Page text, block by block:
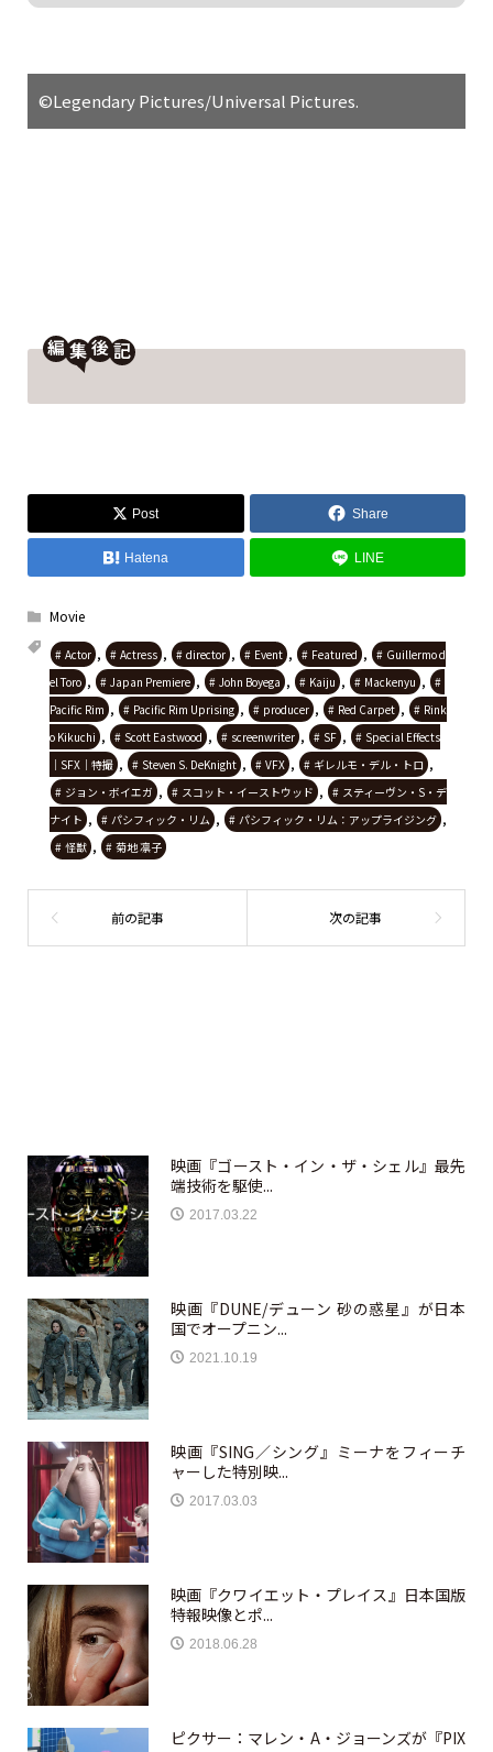
©Legendary Pictures/Universal Pictures.
編 後
Post Share
Hatena LINE
Movie
Actor , Actress , director , Event , Featured ,
Guillermo d
el Toro , Japan Premiere , John Boyega , Kaiju , Mackenyu ,
Pacific Rim , Pacific Rim Uprising , producer , Red Carpet ,
Rink
o Kikuchi , Scott Eastwood , screenwriter , SF ,
Special Effects
｜SFX｜特撮 , Steven S. DeKnight , VFX , ギレルモ・デル・トロ ,
ジョン・ボイエガ , スコット・イーストウッド ,
スティーヴン・S・デ
ナイト , パシフィック・リム , パシフィック・リム：アップライジング ,
怪獣 , 菊地 凛子
映画『ゴースト・イン・ザ・シェル』最先
端技術を駆使...
2017.03.22
映画『DUNE/デューン 砂の惑星』が日本
国でオープニン...
2021.10.19
映画『SING／シング』ミーナをフィーチ
ャーした特別映...
2017.03.03
映画『クワイエット・プレイス』日本国版
特報映像とポ...
2018.06.28
ピクサー：マレン・A・ジョーンズが『PIX